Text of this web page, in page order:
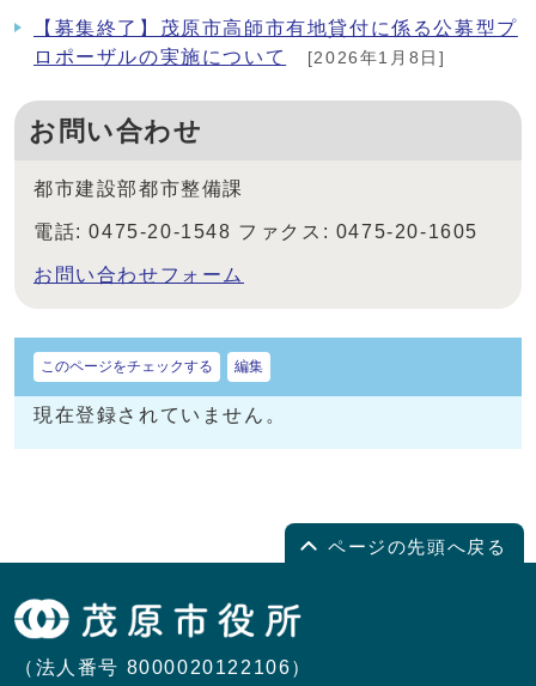
【募集終了】茂原市高師市有地貸付に係る公募型プ
ロポーザルの実施について
[2026年1月8日]
お問い合わせ
都市建設部都市整備課
電話: 0475-20-1548 ファクス: 0475-20-1605
お問い合わせフォーム
このページをチェックする 編集
現在登録されていません。
ページの先頭へ戻る
（法人番号 8000020122106）